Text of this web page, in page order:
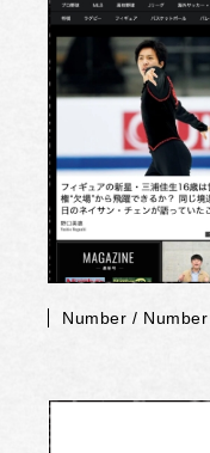
Number /